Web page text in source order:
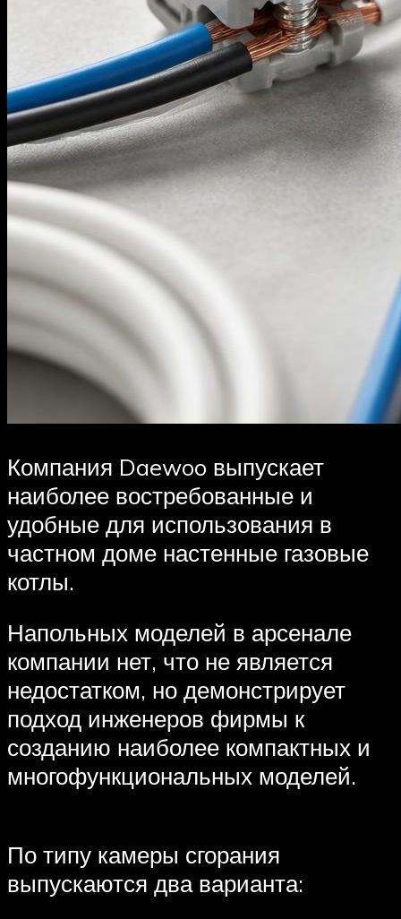
Компания Daewoo выпускает
наиболее востребованные и
удобные для использования в
частном доме настенные газовые
котлы.
Напольных моделей в арсенале
компании нет, что не является
недостатком, но демонстрирует
подход инженеров фирмы к
созданию наиболее компактных и
многофункциональных моделей.
По типу камеры сгорания
выпускаются два варианта: